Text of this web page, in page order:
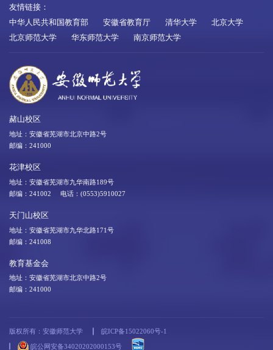
友情链接：
中华人民共和国教育部
安徽省教育厅 清华大学
北京大学
北京师范大学
华东师范大学 南京师范大学
赭山校区
地址：安徽省芜湖市北京中路2号
邮编：241000
花津校区
地址：安徽省芜湖市九华南路189号
邮编：241002 电话：(0553)5910027
天门山校区
地址：安徽省芜湖市九华北路171号
邮编：241008
教育基金会
地址：安徽省芜湖市北京中路2号
邮编：241000
版权所有：安徽师范大学 皖ICP备15022060号-1
皖公网安备34020202000153号